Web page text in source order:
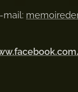
mail: